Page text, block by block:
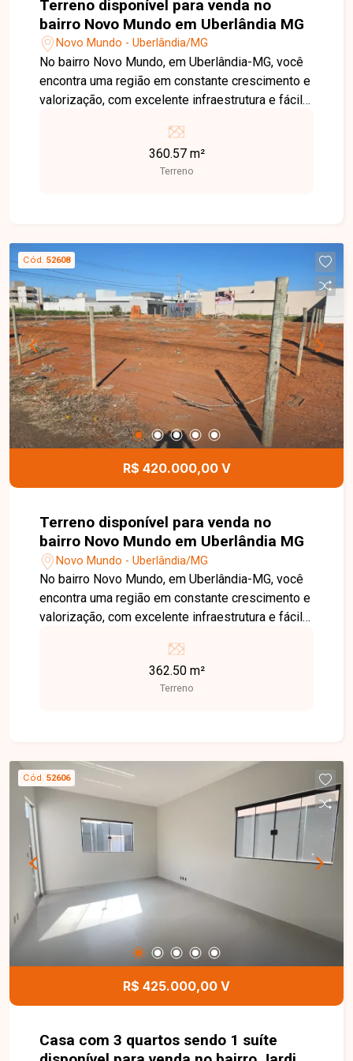
Terreno disponível para venda no
bairro Novo Mundo em Uberlândia MG
Novo Mundo - Uberlândia/MG
No bairro Novo Mundo, em Uberlândia-MG, você
encontra uma região em constante crescimento e
valorização, com excelente infraestrutura e fácil
em avenida de grande movimento, o imóvel
oferece alta visibilidade e grande potencial para
empreendimentos comerciais ou residenciais.
construção de lojas, salas comerciais, galpões ou
até mesmo um empreendimento residencial. A
excelente frente para a avenida amplia as
possibilidades de aproveitamento e valorização
do imóvel. Uma excelente oportunidade para
quem busca investir em uma região promissora e
com grande potencial de crescimento. Entre em
contato e agende uma visita para conhecer de
perto este terreno e todas as possibilidades que
ele oferece.
360.57 m²
Terreno
Cód. 52608
R$ 420.000,00 V
Terreno disponível para venda no
bairro Novo Mundo em Uberlândia MG
Novo Mundo - Uberlândia/MG
No bairro Novo Mundo, em Uberlândia-MG, você
encontra uma região em constante crescimento e
valorização, com excelente infraestrutura e fácil
em avenida de grande movimento, o imóvel
oferece alta visibilidade e grande potencial para
empreendimentos comerciais ou residenciais.
construção de lojas, salas comerciais, galpões ou
até mesmo um empreendimento residencial. A
excelente frente para a avenida amplia as
possibilidades de aproveitamento e valorização
do imóvel. Uma excelente oportunidade para
quem busca investir em uma região promissora e
com grande potencial de crescimento. Entre em
contato e agende uma visita para conhecer de
perto este terreno e todas as possibilidades que
ele oferece.
362.50 m²
Terreno
Cód. 52606
R$ 425.000,00 V
Casa com 3 quartos sendo 1 suíte